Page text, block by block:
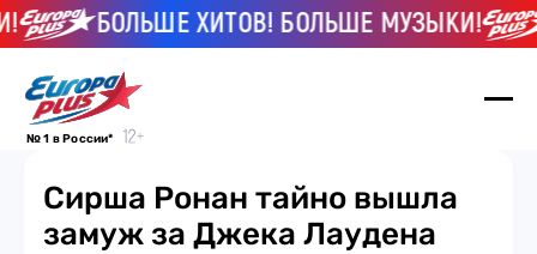
БОЛЬШЕ ХИТОВ! БОЛЬШЕ МУЗЫКИ!
№ 1 в России*
Сирша Ронан тайно вышла
замуж за Джека Лаудена